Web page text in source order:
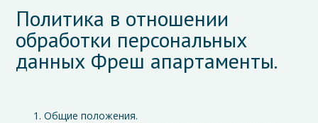
Политика в отношении
обработки персональных
данных Фреш апартаменты.
Общие положения.